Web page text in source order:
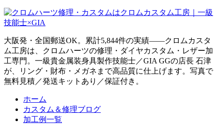
大阪発・全国郵送OK。累計5,844件の実績——クロムカスタ
ム工房は、クロムハーツの修理・ダイヤカスタム・レザー加
工専門。一級貴金属装身具製作技能士／GIA GGの店長 石津
が、リング・財布・メガネまで高品質に仕上げます。写真で
無料見積／発送キットあり／保証付き。
ホーム
カスタム＆修理ブログ
加工例一覧